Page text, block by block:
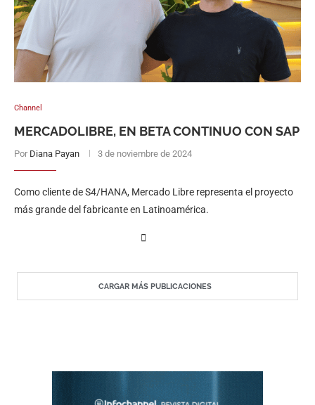
Channel
MERCADOLIBRE, EN BETA CONTINUO CON SAP
Por Diana Payan 3 de noviembre de 2024
Como cliente de S4/HANA, Mercado Libre representa el proyecto
más grande del fabricante en Latinoamérica.
CARGAR MÁS PUBLICACIONES